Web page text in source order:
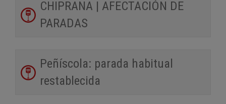
CHIPRANA | AFECTACIÓN DE
PARADAS
Peñíscola: parada habitual
restablecida